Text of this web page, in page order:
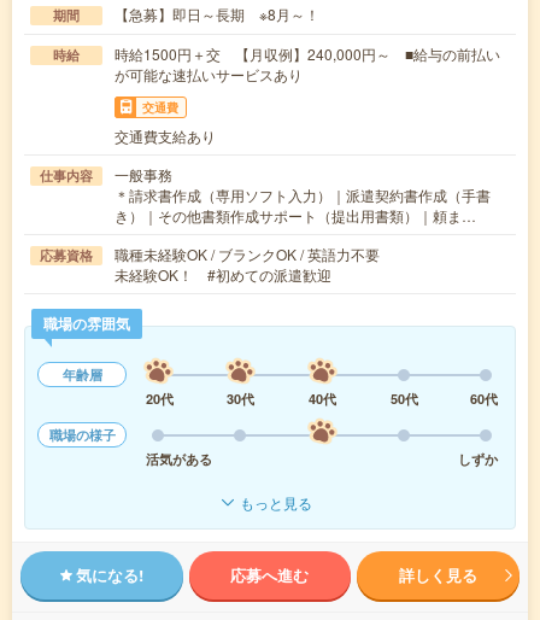
期間 【急募】即日～長期 ※8月～！
時給
時給1500円＋交 【月収例】240,000円～ ■給与の前払い
が可能な速払いサービスあり
交通費
交通費支給あり
仕事内容
一般事務
＊請求書作成（専用ソフト入力）｜派遣契約書作成（手書
き）｜その他書類作成サポート（提出用書類）｜頼ま…
応募資格
職種未経験OK / ブランクOK / 英語力不要
未経験OK！ #初めての派遣歓迎
職場の雰囲気
年齢層
20代
30代 40代 50代
60代
職場の様子
活気がある
しずか
もっと見る
気になる! 応募へ進む 詳しく見る